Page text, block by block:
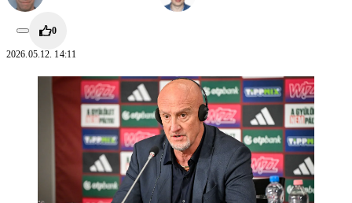
0
2026.05.12. 14:11